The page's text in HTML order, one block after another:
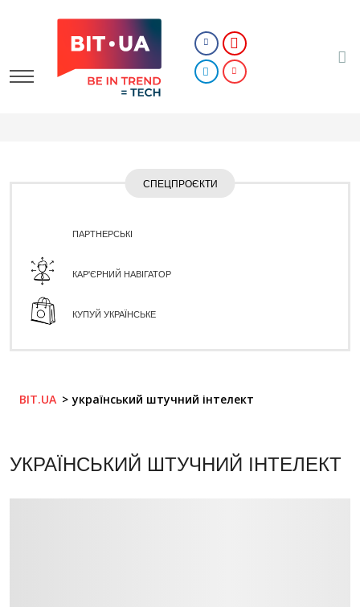
СПЕЦПРОЄКТИ
ПАРТНЕРСЬКІ
КАР'ЄРНИЙ НАВІГАТОР
КУПУЙ УКРАЇНСЬКЕ
BIT.UA український штучний інтелект
УКРАЇНСЬКИЙ ШТУЧНИЙ ІНТЕЛЕКТ